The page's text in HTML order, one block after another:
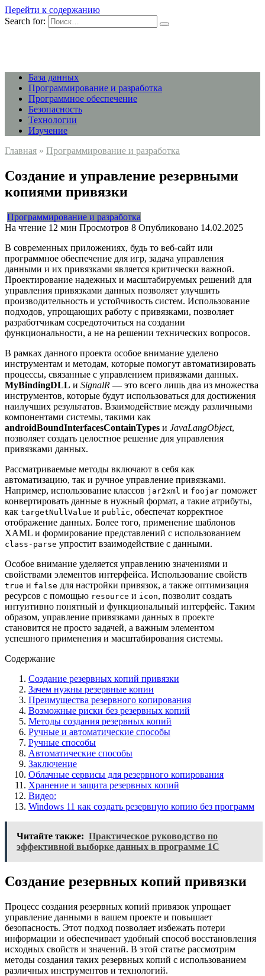
Перейти к содержанию
Search for:
База данных
Программирование и разработка
Программное обеспечение
Безопасность
Технологии
Изучение
Главная » Программирование и разработка
Создание и управление резервными
копиями привязки
Программирование и разработка
На чтение 12 мин Просмотров 8 Опубликовано 14.02.2025
В современных приложениях, будь то веб-сайт или
программное обеспечение для игр, задача управления
данными и их привязками является критически важной.
Проектирование надежных и масштабируемых решений для
управления привязками данных позволяет улучшить
производительность и устойчивость систем. Использование
подходов, упрощающих работу с привязками, позволяет
разработчикам сосредоточиться на создании
функциональности, а не на решении технических вопросов.
В рамках данного проекта особое внимание уделено
инструментам и методам, которые помогут автоматизировать
процессы, связанные с управлением привязками данных.
MyBindingDLL и SignalR — это всего лишь два из множества
инструментов, которые будут использоваться для достижения
наилучших результатов. Взаимодействие между различными
компонентами системы, такими как
androidBoundInterfacesContainTypes и JavaLangObject,
позволяет создать целостное решение для управления
привязками данных.
Рассматриваемые методы включают в себя как
автоматизацию, так и ручное управление привязками.
Например, использование классов jar2xml и foojar поможет
конвертировать данные в нужный формат, а такие атрибуты,
как targetNullValue и public, обеспечат корректное
отображение данных. Более того, применение шаблонов
XAML и формирование представлений с использованием
class-parse упростит взаимодействие с данными.
Особое внимание уделяется управлению значениями и
свойствами элементов интерфейса. Использование свойств
true и false для настройки привязок, а также оптимизация
ресурсов с помощью resource и icon, позволит создать
интуитивно понятный и функциональный интерфейс. Таким
образом, управление привязками данных в проекте
становится не просто задачей, а важным элементом
успешного применения и масштабирования системы.
Содержание
Создание резервных копий привязки
Зачем нужны резервные копии
Преимущества резервного копирования
Возможные риски без резервных копий
Методы создания резервных копий
Ручные и автоматические способы
Ручные способы
Автоматические способы
Заключение
Облачные сервисы для резервного копирования
Хранение и защита резервных копий
Видео:
Windows 11 как создать резервную копию без программ
Читайте также: Практическое руководство по
эффективной выборке данных в программе 1С
Создание резервных копий привязки
Процесс создания резервных копий привязок упрощает
управление данными в вашем проекте и повышает
безопасность. Этот подход позволяет избежать потери
информации и обеспечивает удобный способ восстановления
исходных свойств и значений. В этой статье рассмотрим
методы создания таких резервных копий с использованием
различных инструментов и технологий.